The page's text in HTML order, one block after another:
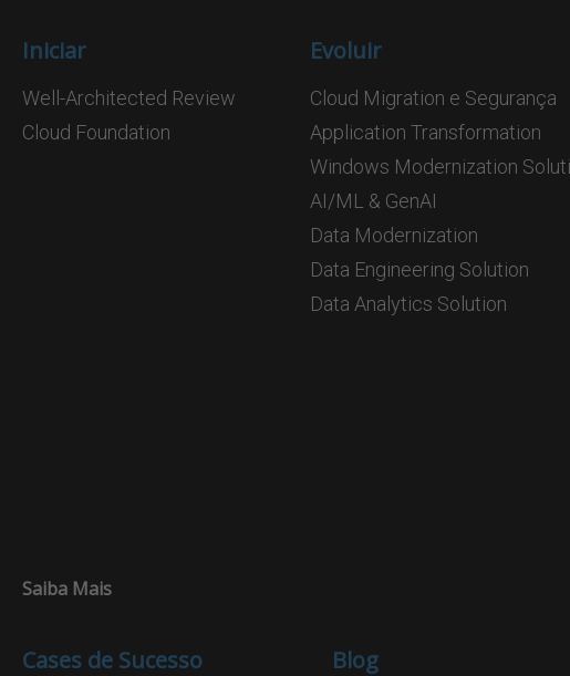
Iniciar
Well-Architected Review
Cloud Foundation
Evoluir
Cloud Migration e Segurança
Application Transformation
Windows Modernization
AI/ML & GenAI
Data Modernization
Data Engineering Solution
Data Analytics Solution
Saiba Mais
Cases de Sucesso Blog